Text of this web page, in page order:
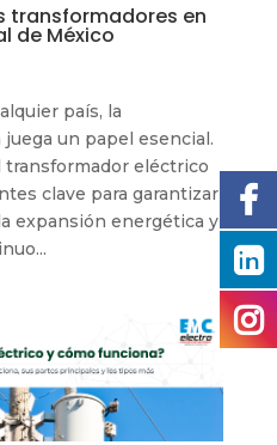
transformadores en
de México
país, la
un papel esencial.
transformador eléctrico
clave para garantizar
expansión energética y